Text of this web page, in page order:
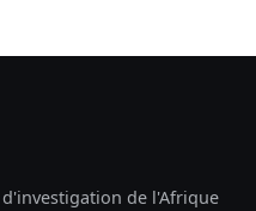
de l'Afrique